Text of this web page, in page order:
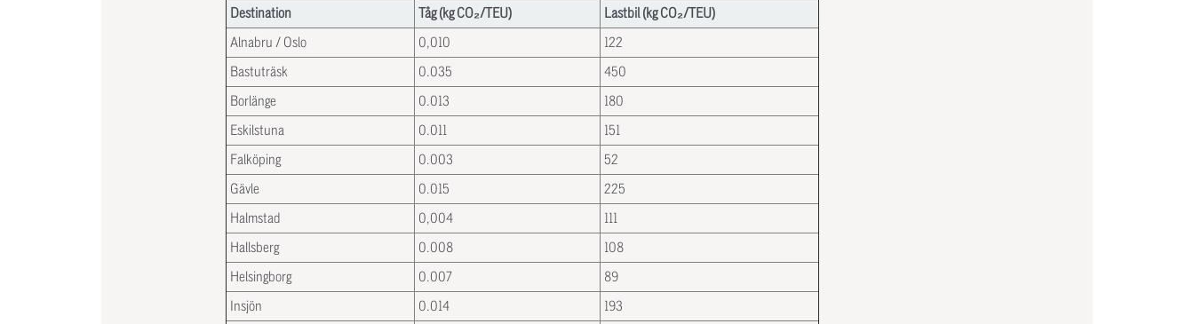
Destination
Tåg (kg CO₂/TEU)
Lastbil (kg CO₂/TEU)
Alnabru / Oslo
0,010
122
Bastuträsk
0.035
450
Borlänge
0.013
180
Eskilstuna
0.011
151
Falköping
0.003
52
Gävle
0.015
225
Halmstad
0,004
111
Hallsberg
0.008
108
Helsingborg
0.007
89
Insjön
0.014
193